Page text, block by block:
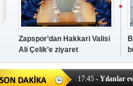
Zapspor’dan Hakkari Valisi
Ali Çelik’e ziyaret
17:45 - Yılanlar